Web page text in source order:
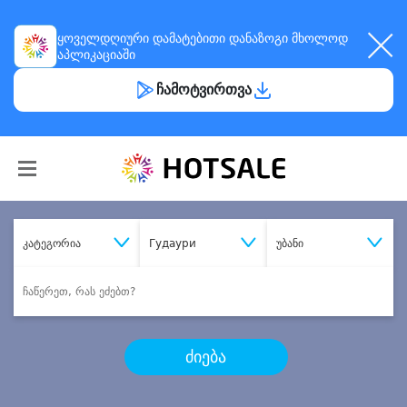
ყოველდღიური დამატებითი დანაზოგი მხოლოდ
აპლიკაციაში
ჩამოტვირთვა
კატეგორია Гудаури უბანი
ძიება